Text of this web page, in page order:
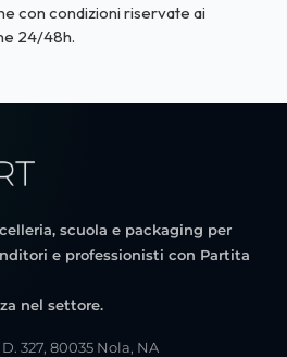
con condizioni riservate ai
24/48h.
scuola e packaging per
e professionisti con Partita
nel settore.
327, 80035 Nola, NA